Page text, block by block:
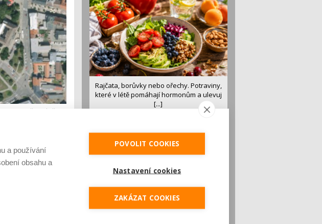
ze země stejně
Autorem
Rajčata, borůvky nebo ořechy. Potraviny,
které v létě pomáhají hormonům a ulevuj
[...]
luštěniny jsou práv...
a používání
obsahu a
POVOLIT COOKIES
Nastavení cookies
ZAKÁZAT COOKIES